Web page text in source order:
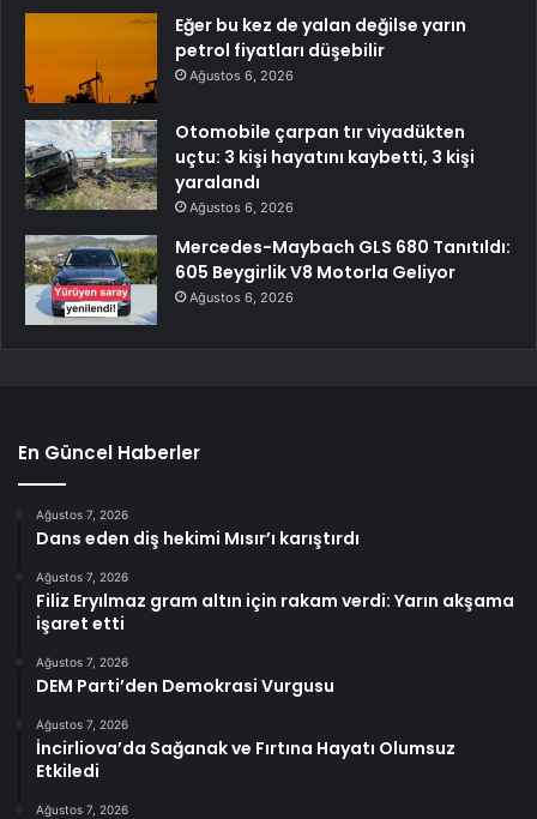
Eğer bu kez de yalan değilse yarın
petrol fiyatları düşebilir
Ağustos 6, 2026
Otomobile çarpan tır viyadükten
uçtu: 3 kişi hayatını kaybetti, 3 kişi
yaralandı
Ağustos 6, 2026
Mercedes-Maybach GLS 680 Tanıtıldı:
605 Beygirlik V8 Motorla Geliyor
Ağustos 6, 2026
En Güncel Haberler
Ağustos 7, 2026
Dans eden diş hekimi Mısır’ı karıştırdı
Ağustos 7, 2026
Filiz Eryılmaz gram altın için rakam verdi: Yarın akşama
işaret etti
Ağustos 7, 2026
DEM Parti’den Demokrasi Vurgusu
Ağustos 7, 2026
İncirliova’da Sağanak ve Fırtına Hayatı Olumsuz
Etkiledi
Ağustos 7, 2026